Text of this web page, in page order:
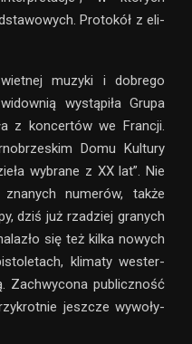
Protokół z eli­
muzyki i dobrego
wystą­piła Grupa
z kon­cer­tów we Francji.
Domu Kultury
wybrane z XX lat”. Nie
nume­rów, także
dziś już rza­dziej gra­nych
się też kilka nowych
kli­maty wester­
Zachwycona publicz­ność
jesz­cze wywo­ły­